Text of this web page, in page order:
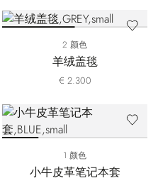
2 颜色
羊绒盖毯
€ 2.300
1 颜色
小牛皮革笔记本套